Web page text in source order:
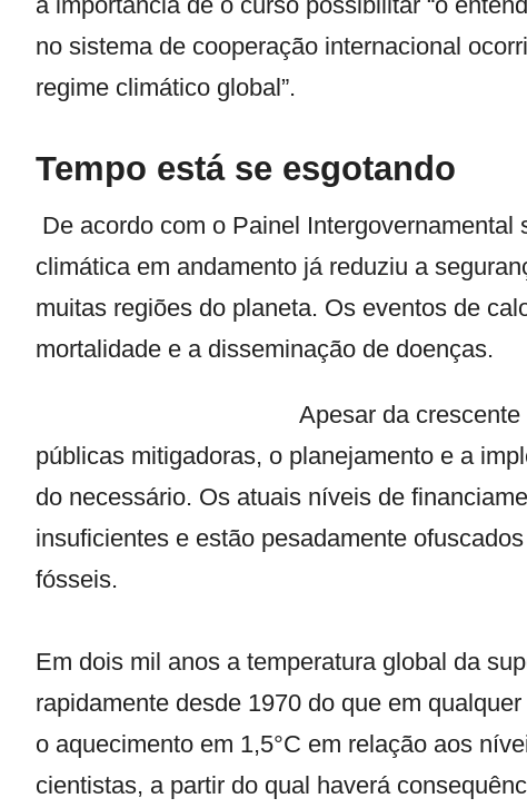
no sistema de cooperação internacional
regime climático global”.
Tempo está se esgotando
De acordo com o Painel
climática em andamento já reduziu a
muitas regiões do planeta. Os eventos de
mortalidade e a disseminação de doenças.
Apesar da
públicas mitigadoras, o planejamento e a
do necessário. Os atuais níveis de
insuficientes e estão pesadamente
fósseis.
Em dois mil anos a temperatura global da
rapidamente desde 1970 do que em
o aquecimento em 1,5°C em relação aos
cientistas, a partir do qual haverá